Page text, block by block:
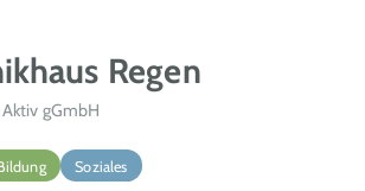
Regen
gGmbH
Soziales